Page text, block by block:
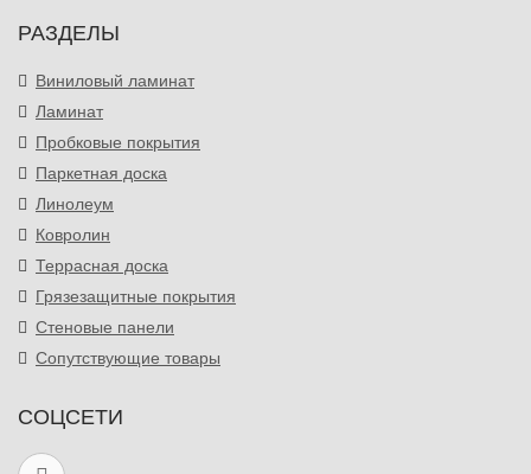
РАЗДЕЛЫ
Виниловый ламинат
Ламинат
Пробковые покрытия
Паркетная доска
Линолеум
Ковролин
Террасная доска
Грязезащитные покрытия
Стеновые панели
Сопутствующие товары
СОЦСЕТИ